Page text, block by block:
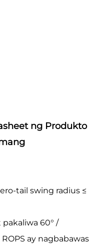
ng Produkto
tail swing radius ≤
60° /
ay nagbabawas